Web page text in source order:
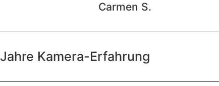
Carmen S.
Jahre Kamera-Erfahrung